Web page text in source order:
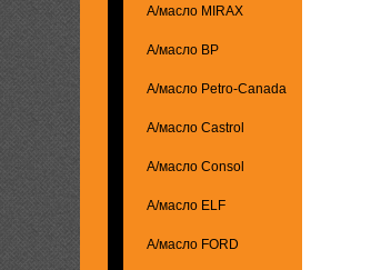
А/масло MIRAX
А/масло BP
А/масло Petro-Canada
А/масло Castrol
А/масло Consol
А/масло ELF
А/масло FORD